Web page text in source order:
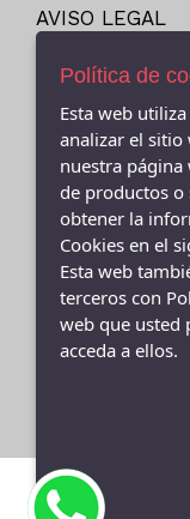
23
23.5
24M
25
25-26
26
27
27-35
27.5
29
NIKE
PITAS
PUMA
REEBOK
SKECHERS
VANS
VICTORIA
AVISO LEGAL
ENVÍOS Y
POLÍTICA DE
- (CEE )
Coruña)
981706131
- (FISTERRA) C/
- 15155 (A Coruña)
981 74 0671
Política de
Esta web
analizar el sitio
nuestra
de productos o
obtener la
Cookies en el
Esta web
terceros con
web que usted
acceda a ellos.